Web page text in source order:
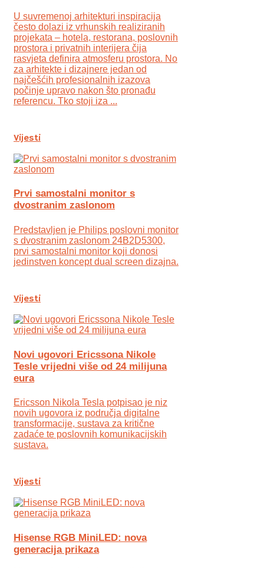
U suvremenoj arhitekturi inspiracija
često dolazi iz vrhunskih realiziranih
projekata – hotela, restorana, poslovnih
prostora i privatnih interijera čija
rasvjeta definira atmosferu prostora. No
za arhitekte i dizajnere jedan od
najčešćih profesionalnih izazova
počinje upravo nakon što pronađu
referencu. Tko stoji iza ...
Vijesti
Prvi samostalni monitor s
dvostranim zaslonom
Predstavljen je Philips poslovni monitor
s dvostranim zaslonom 24B2D5300,
prvi samostalni monitor koji donosi
jedinstven koncept dual screen dizajna.
Vijesti
Novi ugovori Ericssona Nikole
Tesle vrijedni više od 24 milijuna
eura
Ericsson Nikola Tesla potpisao je niz
novih ugovora iz područja digitalne
transformacije, sustava za kritične
zadaće te poslovnih komunikacijskih
sustava.
Vijesti
Hisense RGB MiniLED: nova
generacija prikaza